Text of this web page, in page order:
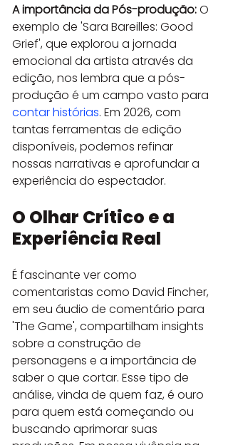
A importância da Pós-produção: O
exemplo de 'Sara Bareilles: Good
Grief', que explorou a jornada
emocional da artista através da
edição, nos lembra que a pós-
produção é um campo vasto para
contar histórias. Em 2026, com
tantas ferramentas de edição
disponíveis, podemos refinar
nossas narrativas e aprofundar a
experiência do espectador.
O Olhar Crítico e a
Experiência Real
É fascinante ver como
comentaristas como David Fincher,
em seu áudio de comentário para
'The Game', compartilham insights
sobre a construção de
personagens e a importância de
saber o que cortar. Esse tipo de
análise, vinda de quem faz, é ouro
para quem está começando ou
buscando aprimorar suas